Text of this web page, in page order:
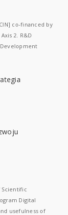
co-financed by
2. R&D
Scientific
Digital
usefulness of